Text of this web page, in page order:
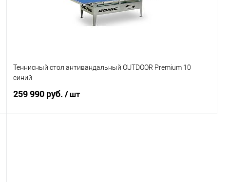
Под заказ
Теннисный стол антивандальный OUTDOOR Premium 10
синий
259 990 руб. / шт